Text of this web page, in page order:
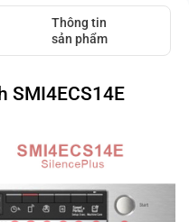
Thông tin
sản phẩm
SMI4ECS14E